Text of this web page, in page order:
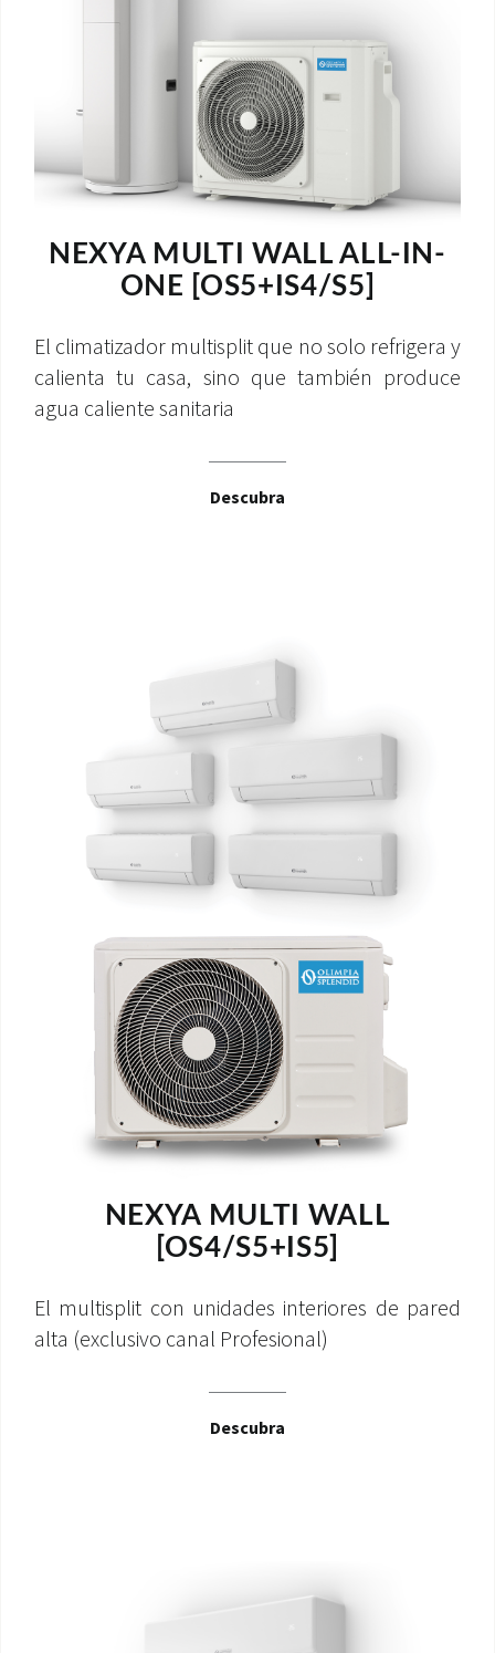
NEXYA MULTI WALL ALL-IN-
ONE [OS5+IS4/S5]
El climatizador multisplit que no solo refrigera y
calienta tu casa, sino que también produce
agua caliente sanitaria
Descubra
NEXYA MULTI WALL
[OS4/S5+IS5]
El multisplit con unidades interiores de pared
alta (exclusivo canal Profesional)
Descubra